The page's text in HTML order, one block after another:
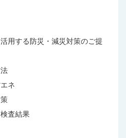
用する防災・減災対策のご提
ネ
査結果